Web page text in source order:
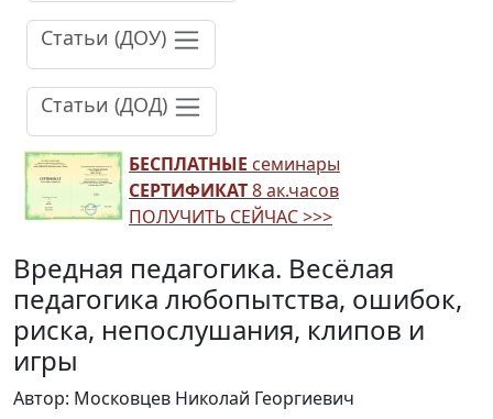
Статьи (ДОУ)
Статьи (ДОД)
БЕСПЛАТНЫЕ семинары
СЕРТИФИКАТ8 ак.часов
ПОЛУЧИТЬ СЕЙЧАС >>>
Вредная педагогика. Весёлая
педагогика любопытства, ошибок,
риска, непослушания, клипов и
игры
Автор: Московцев Николай Георгиевич